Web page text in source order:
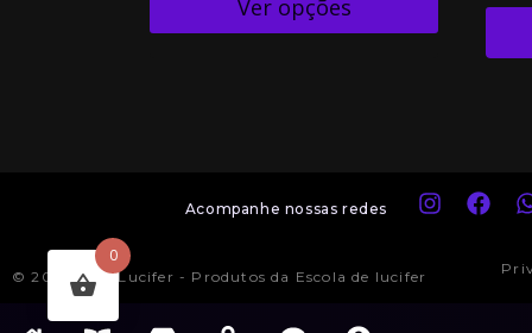
Ver opções
Acompanhe nossas redes
© 2024 Loja Lucifer - Produtos da Escola de lucifer
0